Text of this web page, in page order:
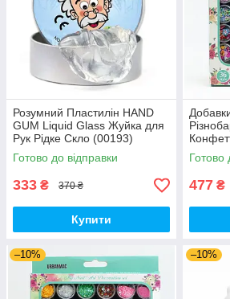
Розумний Пластилін HAND
GUM Liquid Glass Жуйка для
Рук Рідке Скло (00193)
Готово до відправки
333 ₴ 370 ₴
Купити
для
Готово
477 ₴
–10% –10%